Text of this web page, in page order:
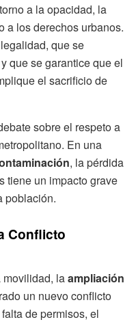
a la opacidad, la
a los derechos urbanos.
que se
que se garantice que el
el sacrificio de
sobre el respeto a
En una
, la pérdida
tiene un impacto grave
población.
Conflicto
movilidad, laampliación
un nuevo conflicto
de permisos, el